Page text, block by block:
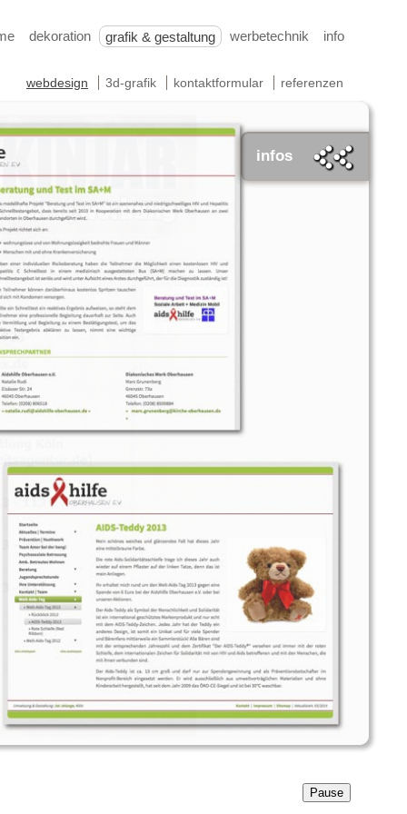
dekoration grafik & gestaltung werbetechnik info
webdesign 3d-grafik kontaktformular referenzen
infos
Pause